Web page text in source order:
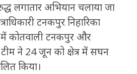
लगातार अभियान चलाया जा
टनकपुर निहारिका
कोतवाली टनकपुर और
ने 24 जून को क्षेत्र में सघन
किया।